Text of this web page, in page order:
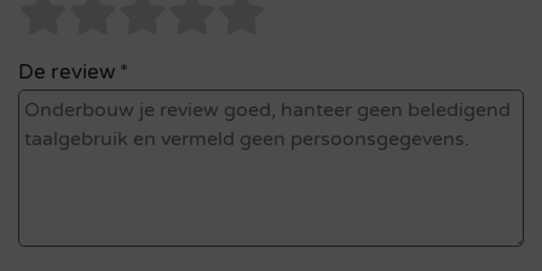
De review *